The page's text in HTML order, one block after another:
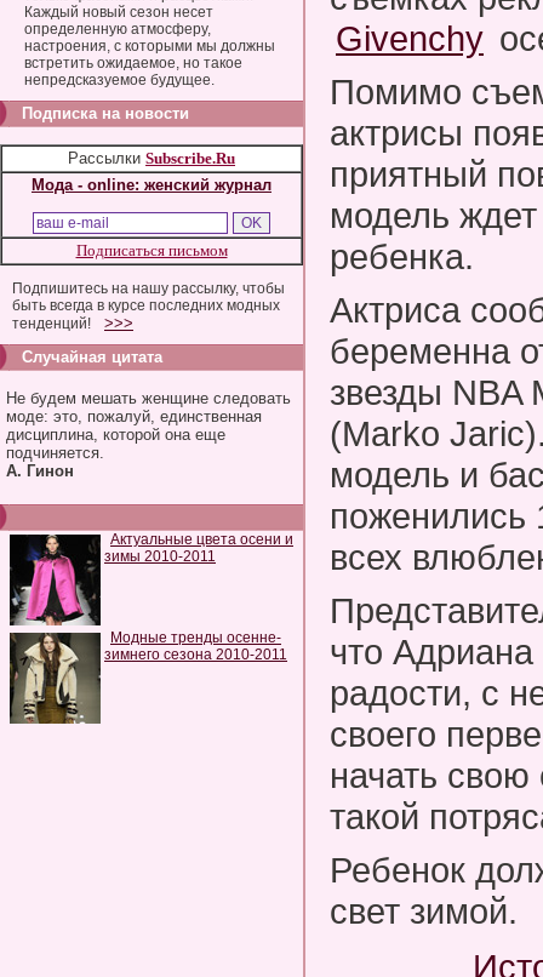
Каждый новый сезон несет
определенную атмосферу,
настроения, с которыми мы должны
встретить ожидаемое, но такое
непредсказуемое будущее.
Подписка на новости
Рассылки Subscribe.Ru
Мода - online: женский журнал
Подписаться письмом
Подпишитесь на нашу рассылку, чтобы
быть всегда в курсе последних модных
тенденций!
>>>
Случайная цитата
Не будем мешать женщине следовать
моде: это, пожалуй, единственная
дисциплина, которой она еще
подчиняется.
А. Гинон
Актуальные цвета осени и
зимы 2010-2011
Модные тренды осенне-
зимнего сезона 2010-2011
Givenchy
Помимо
актрисы
приятный
модель ждет
ребенка.
Актриса
беременна
звезды NBA
(Marko
модель и
поженились
всех
что
радости, с
своего
начать
такой
Ребенок
свет зимой.